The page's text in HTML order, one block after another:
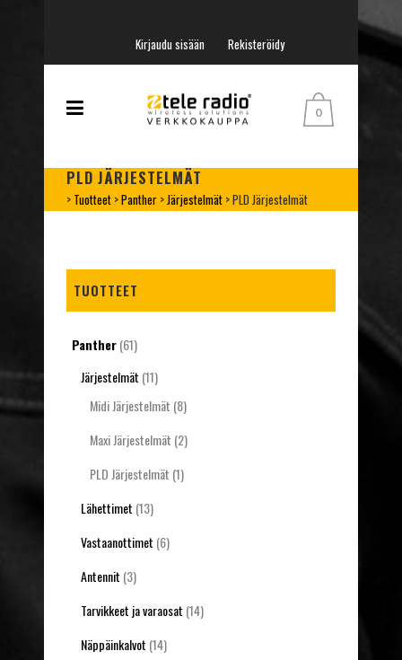
Kirjaudu sisään Rekisteröidy
0
PLD JÄRJESTELMÄT
> Tuotteet >Panther >Järjestelmät >PLD Järjestelmät
TUOTTEET
Panther(61)
Järjestelmät (11)
Midi Järjestelmät (8)
Maxi Järjestelmät (2)
PLD Järjestelmät (1)
Lähettimet (13)
Vastaanottimet (6)
Antennit (3)
Tarvikkeet ja varaosat (14)
Näppäinkalvot (14)